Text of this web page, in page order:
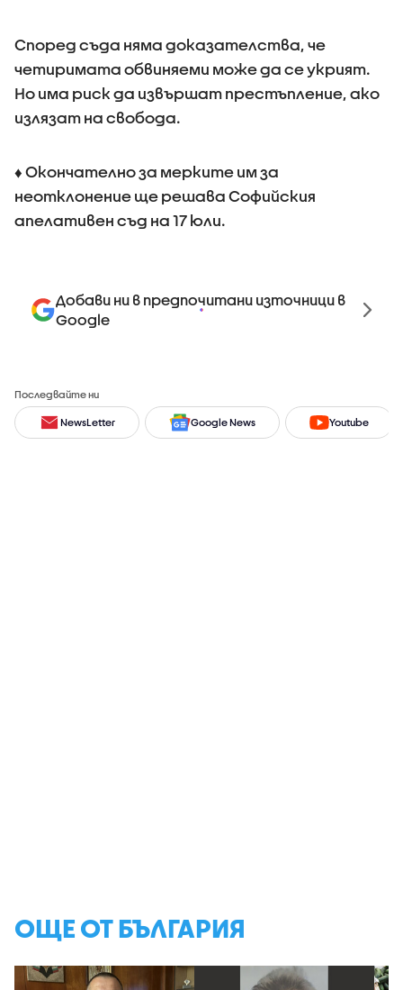
Според съда няма доказателства, че
четиримата обвиняеми може да се укрият.
Но има риск да извършат престъпление, ако
излязат на свобода.
♦ Окончателно за мерките им за
неотклонение ще решава Софийския
апелативен съд на 17 юли.
Добави ни в предпочитани източници в
Google
Последвайте ни
NewsLetter Google News Youtube
ОЩЕ ОТ БЪЛГАРИЯ